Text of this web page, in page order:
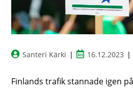
Santeri Kärki 16.12.2023
Finlands trafik stannade igen